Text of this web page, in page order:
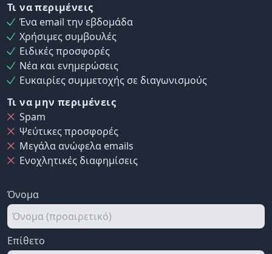
Τι να περιμένεις
Ένα email την εβδομάδα
Χρήσιμες συμβουλές
Ειδικές προσφορές
Νέα και ενημερώσεις
Ευκαιρίες συμμετοχής σε διαγωνισμούς
Τι να μην περιμένεις
Spam
Ψεύτικες προσφορές
Μεγάλα ανώφελα emails
Ενοχλητικές διαφημίσεις
Όνομα
Επίθετο